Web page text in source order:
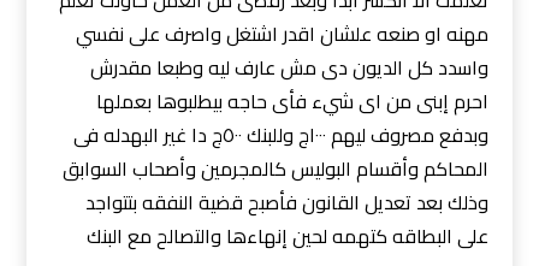
مهنه او صنعه علشان اقدر اشتغل واصرف على نفسي
واسدد كل الديون دى مش عارف ليه وطبعا مقدرش
احرم إبنى من اى شيء فأى حاجه بيطلبوها بعملها
وبدفع مصروف ليهم ١٠٠٠ج وللبنك ٥٠٠ج دا غير البهدله فى
المحاكم وأقسام البوليس كالمجرمين وأصحاب السوابق
وذلك بعد تعديل القانون فأصبح قضية النفقه بتتواجد
على البطاقه كتهمه لحين إنهاءها والتصالح مع البنك